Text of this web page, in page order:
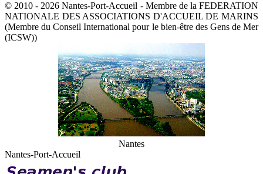
© 2010 - 2026 Nantes-Port-Accueil - Membre de la FEDERATION
NATIONALE DES ASSOCIATIONS D'ACCUEIL DE MARINS
(Membre du Conseil International pour le bien-être des Gens de Mer
(ICSW))
Nantes
Nantes-Port-Accueil